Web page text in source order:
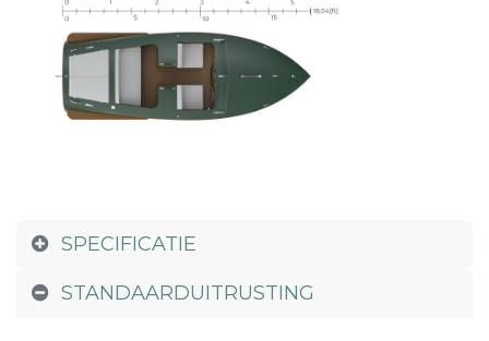
SPECIFICATIE
STANDAARDUITRUSTING